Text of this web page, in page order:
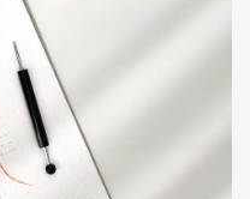
l'organisme.